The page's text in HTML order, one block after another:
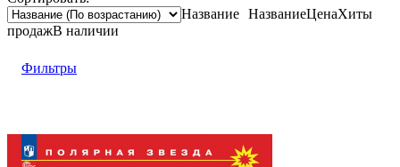
Название НазваниеЦенаХиты
продажВ наличии
Фильтры